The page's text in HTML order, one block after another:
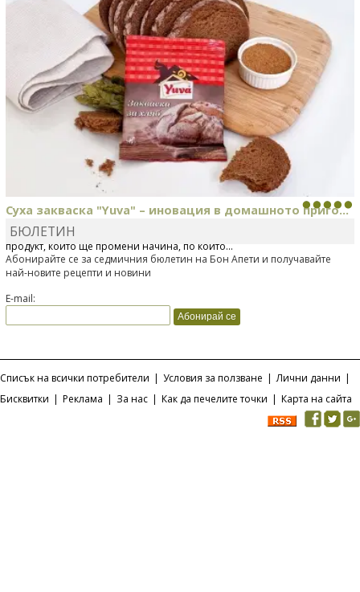
Суха закваска "Yuva" – иновация в домашното приго...
Отскоро Лесафр България стартира предлагането на изцяло нов
продукт, който ще промени начина, по който...
БЮЛЕТИН
Абонирайте се за седмичния бюлетин на Бон Апети и получавайте
най-новите рецепти и новини
E-mail:
Списък на всички потребители | Условия за ползване | Лични данни |
Бисквитки | Реклама | За нас | Как да печелите точки | Карта на сайта